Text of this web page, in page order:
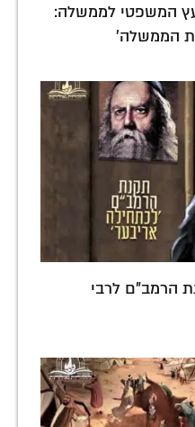
המשפטי לממשלה:
הממשלה'
הרמב"ם לרבי